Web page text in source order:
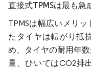
直接式TPMSは最も急
TPMSは幅広いメリ
たタイヤは転がり抵
め、タイヤの耐用年
量、ひいてはCO2排